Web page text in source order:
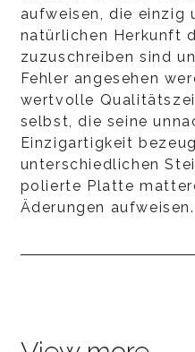
aufweisen, die einzig
natürlichen Herkunft
zuzuschreiben sind
Fehler angesehen
wertvolle
selbst, die seine
Einzigartigkeit
unterschiedlichen
polierte Platte
Äderungen aufweisen.